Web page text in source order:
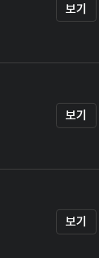
보기
보기
보기